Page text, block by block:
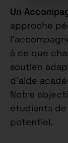
Un
approche
à ce que
soutien
d’aide
Notre
étudiants
potentiel.